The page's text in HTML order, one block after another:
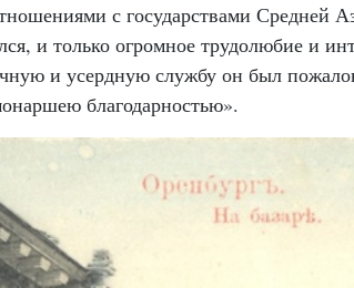
с государствами Средней
и только огромное трудолюбие и
и усердную службу он был
благодарностью».